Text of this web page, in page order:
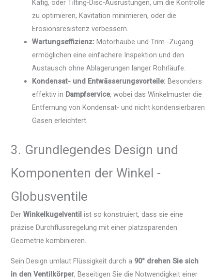
Käfig, oder Tilting-Disc-Ausrüstungen, um die Kontrolle
zu optimieren, Kavitation minimieren, oder die
Erosionsresistenz verbessern.
Wartungseffizienz: Motorhaube und Trim -Zugang
ermöglichen eine einfachere Inspektion und den
Austausch ohne Ablagerungen langer Rohrläufe.
Kondensat- und Entwässerungsvorteile: Besonders
effektiv in Dampfservice, wobei das Winkelmuster die
Entfernung von Kondensat- und nicht kondensierbaren
Gasen erleichtert.
3. Grundlegendes Design und
Komponenten der Winkel -
Globusventile
DerWinkelkugelventil ist so konstruiert, dass sie eine
präzise Durchflussregelung mit einer platzsparenden
Geometrie kombinieren.
Sein Design umlaut Flüssigkeit durch a 90° drehen Sie sich
in den Ventilkörper, Beseitigen Sie die Notwendigkeit einer